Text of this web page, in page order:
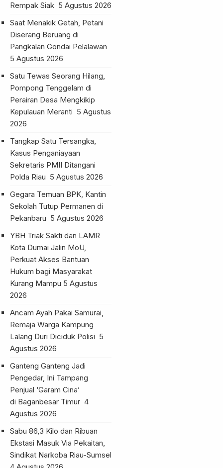
Rempak Siak 5 Agustus 2026
Saat Menakik Getah, Petani
Diserang Beruang di
Pangkalan Gondai Pelalawan
5 Agustus 2026
Satu Tewas Seorang Hilang,
Pompong Tenggelam di
Perairan Desa Mengkikip
Kepulauan Meranti 5 Agustus
2026
Tangkap Satu Tersangka,
Kasus Penganiayaan
Sekretaris PMII Ditangani
Polda Riau 5 Agustus 2026
Gegara Temuan BPK, Kantin
Sekolah Tutup Permanen di
Pekanbaru 5 Agustus 2026
YBH Triak Sakti dan LAMR
Kota Dumai Jalin MoU,
Perkuat Akses Bantuan
Hukum bagi Masyarakat
Kurang Mampu 5 Agustus
2026
Ancam Ayah Pakai Samurai,
Remaja Warga Kampung
Lalang Duri Diciduk Polisi 5
Agustus 2026
Ganteng Ganteng Jadi
Pengedar, Ini Tampang
Penjual ‘Garam Cina’
di Baganbesar Timur 4
Agustus 2026
Sabu 86,3 Kilo dan Ribuan
Ekstasi Masuk Via Pekaitan,
Sindikat Narkoba Riau-Sumsel